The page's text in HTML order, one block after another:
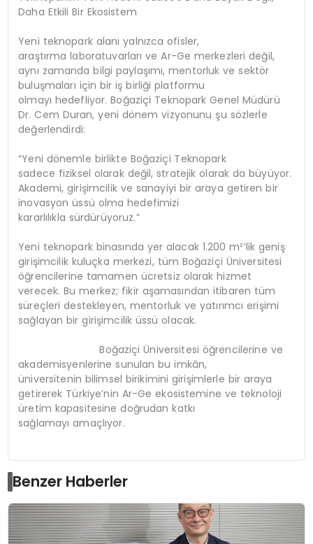
Daha Etkili Bir Ekosistem
Yeni teknopark alanı yalnızca ofisler,
araştırma laboratuvarları ve Ar-Ge merkezleri değil,
aynı zamanda bilgi paylaşımı, mentorluk ve sektör
buluşmaları için bir iş birliği platformu
olmayı hedefliyor. Boğaziçi Teknopark Genel Müdürü
Dr. Cem Duran, yeni dönem vizyonunu şu sözlerle
değerlendirdi:
“Yeni dönemle birlikte Boğaziçi Teknopark
sadece fiziksel olarak değil, stratejik olarak da büyüyor.
Akademi, girişimcilik ve sanayiyi bir araya getiren bir
inovasyon üssü olma hedefimizi
kararlılıkla sürdürüyoruz.”
Yeni teknopark binasında yer alacak 1.200 m²’lik geniş
girişimcilik kuluçka merkezi, tüm Boğaziçi Üniversitesi
öğrencilerine tamamen ücretsiz olarak hizmet
verecek. Bu merkez; fikir aşamasından itibaren tüm
süreçleri destekleyen, mentorluk ve yatırımcı erişimi
sağlayan bir girişimcilik üssü olacak.
Boğaziçi Üniversitesi öğrencilerine ve
akademisyenlerine sunulan bu imkân,
üniversitenin bilimsel birikimini girişimlerle bir araya
getirerek Türkiye’nin Ar-Ge ekosistemine ve teknoloji
üretim kapasitesine doğrudan katkı
sağlamayı amaçlıyor.
Benzer Haberler